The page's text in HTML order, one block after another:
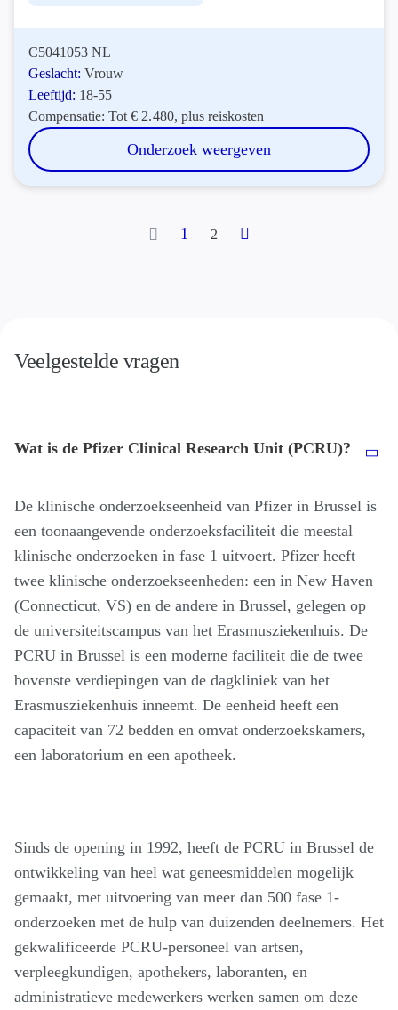
C5041053 NL
Geslacht:Vrouw
Leeftijd: 18-55
Compensatie:Tot € 2.480, plus reiskosten
Onderzoek weergeven
PreviousCurrent
1 Page
2
Veelgestelde vragen
Wat is de Pfizer Clinical Research Unit (PCRU)?
De klinische onderzoekseenheid van Pfizer in Brussel is
een toonaangevende onderzoeksfaciliteit die meestal
klinische onderzoeken in fase 1 uitvoert. Pfizer heeft
twee klinische onderzoekseenheden: een in New Haven
(Connecticut, VS) en de andere in Brussel, gelegen op
de universiteitscampus van het Erasmusziekenhuis. De
PCRU in Brussel is een moderne faciliteit die de twee
bovenste verdiepingen van de dagkliniek van het
Erasmusziekenhuis inneemt. De eenheid heeft een
capaciteit van 72 bedden en omvat onderzoekskamers,
een laboratorium en een apotheek.
Sinds de opening in 1992, heeft de PCRU in Brussel de
ontwikkeling van heel wat geneesmiddelen mogelijk
gemaakt, met uitvoering van meer dan 500 fase 1-
onderzoeken met de hulp van duizenden deelnemers. Het
gekwalificeerde PCRU-personeel van artsen,
verpleegkundigen, apothekers, laboranten, en
administratieve medewerkers werken samen om deze